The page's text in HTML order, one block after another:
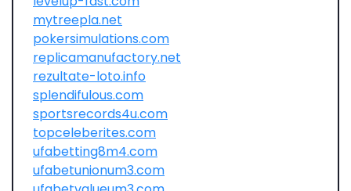
mytreepla.net
pokersimulations.com
replicamanufactory.net
rezultate-loto.info
splendifulous.com
sportsrecords4u.com
topceleberites.com
ufabetting8m4.com
ufabetunionum3.com